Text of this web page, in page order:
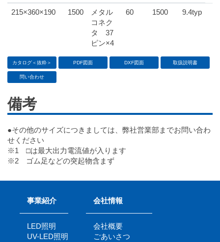
215×360×190 1500
メタル
コネク
タ 37
ピン×4
60 1500 9.4typ
カタログ＜抜粋＞ PDF図面 DXF図面 取扱説明書
問い合わせ
備考
●その他のサイズにつきましては、弊社営業部までお問い合わ
せください
※1 □は最大出力電流値が入ります
※2 ゴム足などの突起物含まず
事業紹介
LED照明
UV-LED照明
会社情報
会社概要
ごあいさつ